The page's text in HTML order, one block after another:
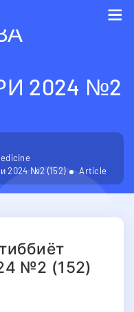
2024 №2
2024 №2 (152)
Article
№2 (152)